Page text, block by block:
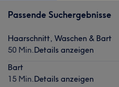
Passende Suchergebnisse
Haarschnitt, Waschen & Bart
50 Min.Details anzeigen
Bart
15 Min.Details anzeigen